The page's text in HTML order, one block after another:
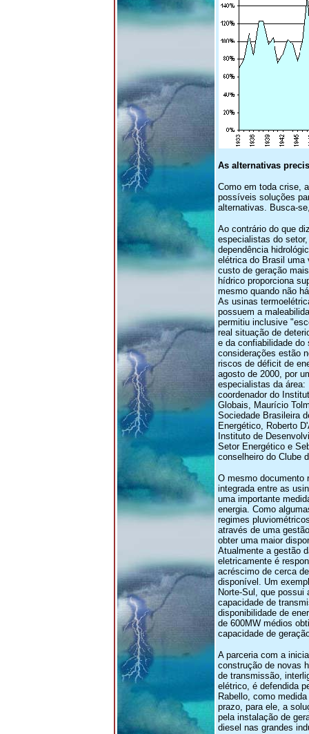
As alternativas
Como em toda crise,
possíveis soluções
alternativas. Busca-
Ao contrário do que
especialistas do
dependência
elétrica do Brasil uma
custo de geração
hídrico proporciona
mesmo quando não
As usinas
possuem a
permitiu inclusive
real situação de
e da confiabilidade do
considerações estão
riscos de déficit de
agosto de 2000, por
especialistas da área:
coordenador do
Globais, Maurício
Sociedade Brasileira
Energético, Roberto
Instituto de
Setor Energético e
conselheiro do Clube
O mesmo documento
integrada entre as
uma importante
energia. Como
regimes
através de uma
obter uma maior
Atualmente a gestão
eletricamente é
acréscimo de cerca
disponível. Um
Norte-Sul, que possui
capacidade de
disponibilidade de
de 600MW médios
capacidade de
A parceria com a
construção de novas
de transmissão,
elétrico, é defendida
Rabello, como
prazo, para ele, a
pela instalação de
diesel nas grandes